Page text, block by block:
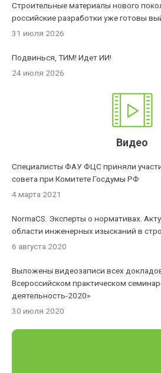
Строительные материалы нового
российские разработки уже готовы
31 июля 2026
Подвинься, ТИМ! Идет ИИ!
24 июля 2026
Видео
Специалисты ФАУ ФЦС приняли
совета при Комитете Госдумы РФ
4 марта 2021
NormaCS. Эксперты о нормативах.
области инженерных изысканий в
6 августа 2020
Выложены видеозаписи всех
Всероссийском практическом
деятельность-2020»
30 июля 2020